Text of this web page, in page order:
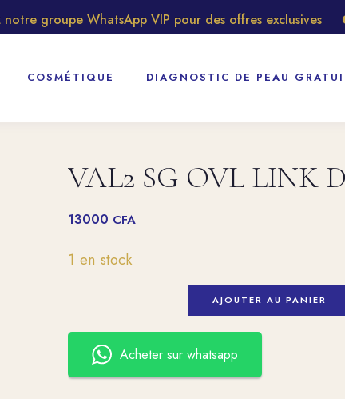
groupe WhatsApp VIP pour des offres exclusives
COSMÉTIQUE DIAGNOSTIC DE PEAU
VAL2 SG OVL LINK
13000 CFA
1 en stock
AJOUTER AU PANIER
Acheter sur whatsapp